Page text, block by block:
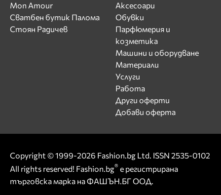
Mon Amour
Сватбен бутик Палома
Стоян Радичев
Аксесоари
Обувки
Парфюмерия и
козметика
Машини и оборудване
Материали
Услуги
Работа
Други оферти
Добави оферта
Copyright © 1999-2026 Fashion.bg Ltd. ISSN 2535-0102
All rights reserved! Fashion.bg® е регистрирана
търговска марка на ФАШЪН.БГ ООД.